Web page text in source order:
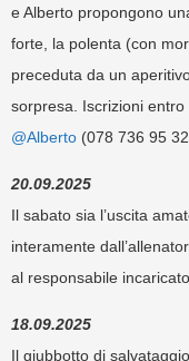
e Alberto propongono
forte, la polenta (con
preceduta da un
sorpresa. Iscrizioni
@Alberto (078 736 95
20.09.2025
Il sabato sia l’uscita
interamente
al responsabile incaricato
18.09.2025
Il giubbotto di